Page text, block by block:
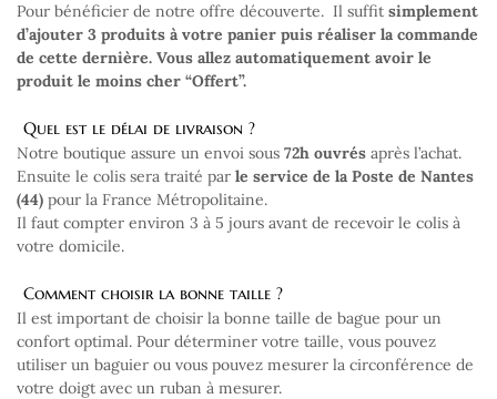
Pour bénéficier de notre offre découverte. Il suffit simplement
d’ajouter 3 produits à votre panier puis réaliser la commande
de cette dernière. Vous allez automatiquement avoir le
produit le moins cher “Offert”.
Quel est le délai de livraison ?
Notre boutique assure un envoi sous 72h ouvrés après l’achat.
Ensuite le colis sera traité par le service de la Poste de Nantes
(44) pour la France Métropolitaine.
Il faut compter environ 3 à 5 jours avant de recevoir le colis à
votre domicile.
Comment choisir la bonne taille ?
Il est important de choisir la bonne taille de bague pour un
confort optimal. Pour déterminer votre taille, vous pouvez
utiliser un baguier ou vous pouvez mesurer la circonférence de
votre doigt avec un ruban à mesurer.